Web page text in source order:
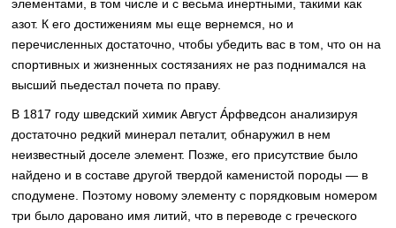
элементами, в том числе и с весьма инертными, такими как
азот. К его достижениям мы еще вернемся, но и
перечисленных достаточно, чтобы убедить вас в том, что он на
спортивных и жизненных состязаниях не раз поднимался на
высший пьедестал почета по праву.
В 1817 году шведский химик Август А́рфведсон анализируя
достаточно редкий минерал петалит, обнаружил в нем
неизвестный доселе элемент. Позже, его присутствие было
найдено и в составе другой твердой каменистой породы — в
сподумене. Поэтому новому элементу с порядковым номером
три было даровано имя литий, что в переводе с греческого